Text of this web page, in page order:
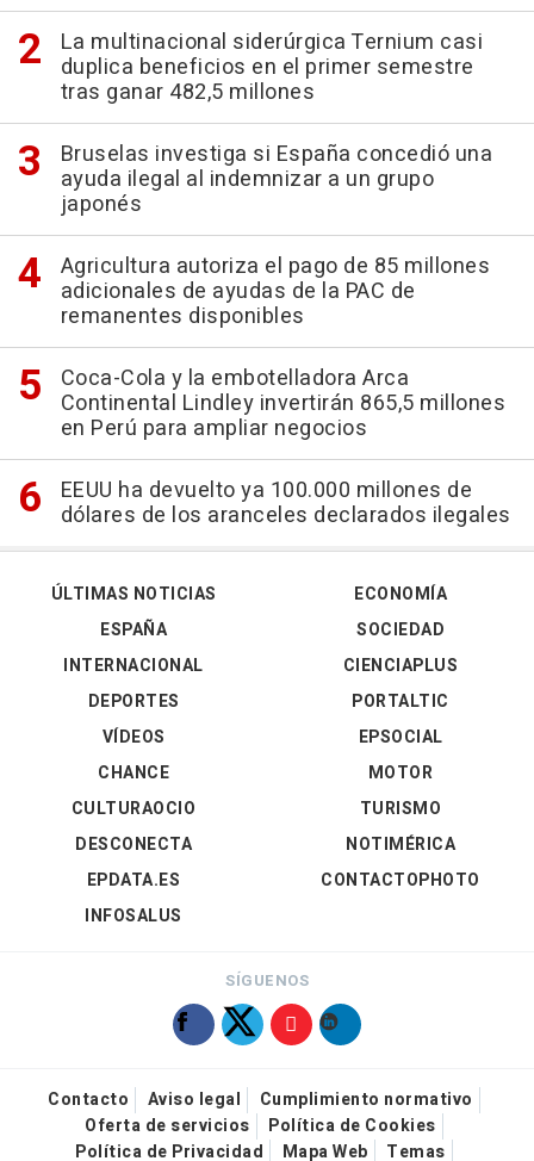
La multinacional siderúrgica Ternium casi
duplica beneficios en el primer semestre
tras ganar 482,5 millones
Bruselas investiga si España concedió una
ayuda ilegal al indemnizar a un grupo
japonés
Agricultura autoriza el pago de 85 millones
adicionales de ayudas de la PAC de
remanentes disponibles
Coca-Cola y la embotelladora Arca
Continental Lindley invertirán 865,5 millones
en Perú para ampliar negocios
EEUU ha devuelto ya 100.000 millones de
dólares de los aranceles declarados ilegales
ÚLTIMAS NOTICIAS
ESPAÑA
INTERNACIONAL
DEPORTES
VÍDEOS
ECONOMÍA
SOCIEDAD
CIENCIAPLUS
PORTALTIC
EPSOCIAL
CHANCE
CULTURAOCIO
DESCONECTA
EPDATA.ES
INFOSALUS
MOTOR
TURISMO
NOTIMÉRICA
CONTACTOPHOTO
SÍGUENOS
Contacto Aviso legal
Cumplimiento normativo
Oferta de servicios
Política de Cookies
Política de Privacidad
Mapa Web Temas